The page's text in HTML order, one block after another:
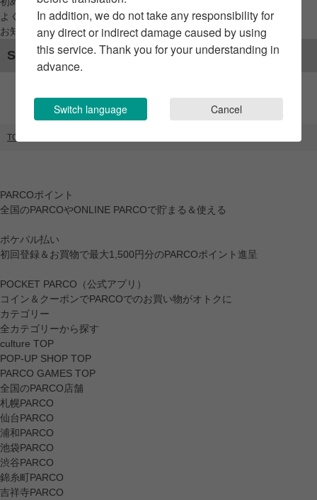
よくあるご質問 / お問い合わせ
お知らせ
SNSアカウント
TOP
PARCOポイント
全国のPARCOやONLINE PARCOで貯まる＆使える
ポケパル払い
初回登録＆お買物で最大1,500円分のPARCOポイント進呈
POCKET PARCO（公式アプリ）
コイン＆クーポンでPARCOでのお買い物がオトクに
カテゴリー
全カテゴリーから探す
culture TOP
POP-UP SHOP TOP
PARCO GAMES TOP
全国のPARCO店舗
札幌PARCO
仙台PARCO
浦和PARCO
池袋PARCO
渋谷PARCO
錦糸町PARCO
吉祥寺PARCO
In addition, we do not take any responsibility for
any direct or indirect damage caused by using
this service. Thank you for your understanding in
advance.
Switch language Cancel